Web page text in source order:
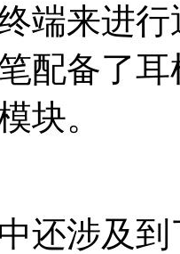
端来进
配备了
块。
还涉及